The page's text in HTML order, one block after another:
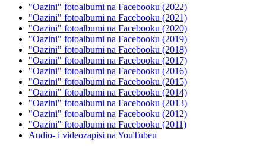
"Oazini" fotoalbumi na Facebooku (2022)
"Oazini" fotoalbumi na Facebooku (2021)
"Oazini" fotoalbumi na Facebooku (2020)
"Oazini" fotoalbumi na Facebooku (2019)
"Oazini" fotoalbumi na Facebooku (2018)
"Oazini" fotoalbumi na Facebooku (2017)
"Oazini" fotoalbumi na Facebooku (2016)
"Oazini" fotoalbumi na Facebooku (2015)
"Oazini" fotoalbumi na Facebooku (2014)
"Oazini" fotoalbumi na Facebooku (2013)
"Oazini" fotoalbumi na Facebooku (2012)
"Oazini" fotoalbumi na Facebooku (2011)
Audio- i videozapisi na YouTubeu